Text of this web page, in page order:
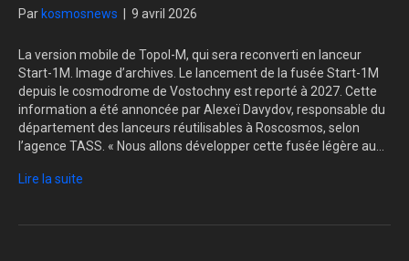
Par kosmosnews 9 avril 2026
La version mobile de Topol-M, qui sera reconverti en lanceur
Start-1M. Image d’archives. Le lancement de la fusée Start-1M
depuis le cosmodrome de Vostochny est reporté à 2027. Cette
information a été annoncée par Alexeï Davydov, responsable du
département des lanceurs réutilisables à Roscosmos, selon
l’agence TASS. « Nous allons développer cette fusée légère au…
Lire la suite